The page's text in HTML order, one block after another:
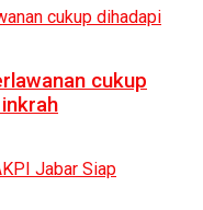
cukup